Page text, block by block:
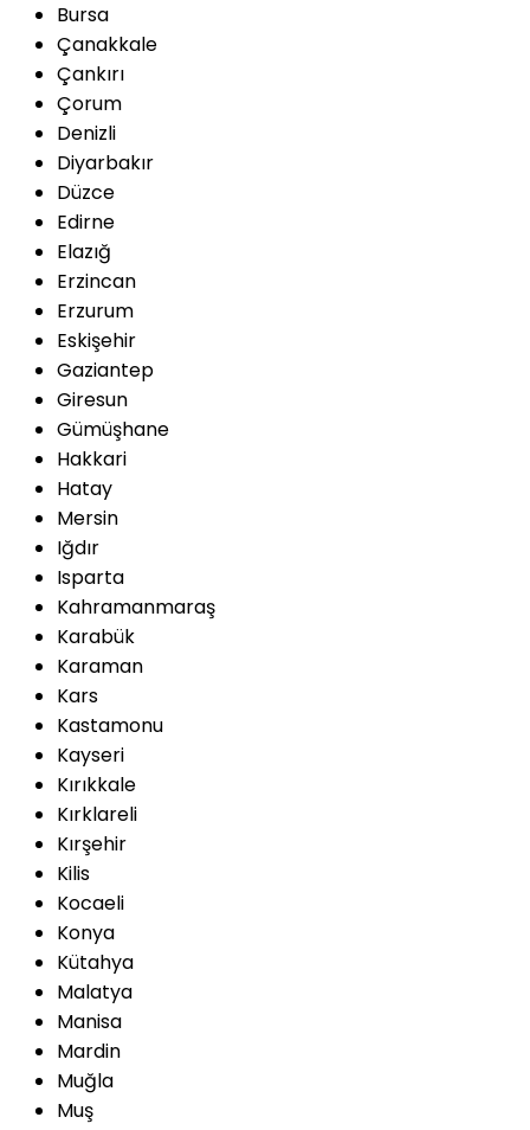
Bursa
Çanakkale
Çankırı
Çorum
Denizli
Diyarbakır
Düzce
Edirne
Elazığ
Erzincan
Erzurum
Eskişehir
Gaziantep
Giresun
Gümüşhane
Hakkari
Hatay
Mersin
Iğdır
Isparta
Kahramanmaraş
Karabük
Karaman
Kars
Kastamonu
Kayseri
Kırıkkale
Kırklareli
Kırşehir
Kilis
Kocaeli
Konya
Kütahya
Malatya
Manisa
Mardin
Muğla
Muş